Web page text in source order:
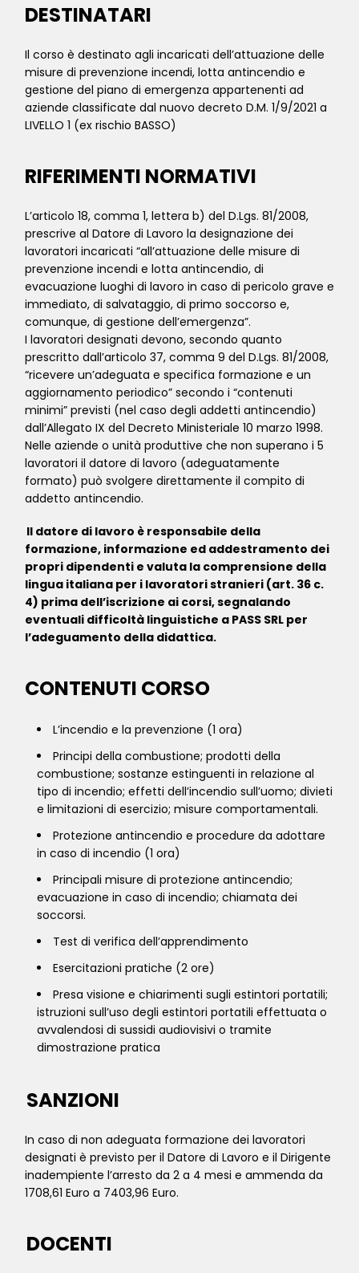
DESTINATARI
Il corso è destinato agli incaricati dell’attuazione delle
misure di prevenzione incendi, lotta antincendio e
gestione del piano di emergenza appartenenti ad
aziende classificate dal nuovo decreto D.M. 1/9/2021 a
LIVELLO 1 (ex rischio BASSO)
RIFERIMENTI NORMATIVI
L’articolo 18, comma 1, lettera b) del D.Lgs. 81/2008,
prescrive al Datore di Lavoro la designazione dei
lavoratori incaricati “all’attuazione delle misure di
prevenzione incendi e lotta antincendio, di
evacuazione luoghi di lavoro in caso di pericolo grave e
immediato, di salvataggio, di primo soccorso e,
comunque, di gestione dell’emergenza”.
I lavoratori designati devono, secondo quanto
prescritto dall’articolo 37, comma 9 del D.Lgs. 81/2008,
“ricevere un’adeguata e specifica formazione e un
aggiornamento periodico” secondo i “contenuti
minimi” previsti (nel caso degli addetti antincendio)
dall’Allegato IX del Decreto Ministeriale 10 marzo 1998.
Nelle aziende o unità produttive che non superano i 5
lavoratori il datore di lavoro (adeguatamente
formato) può svolgere direttamente il compito di
addetto antincendio.
Il datore di lavoro è responsabile della
formazione, informazione ed addestramento dei
propri dipendenti e valuta la comprensione della
lingua italiana per i lavoratori stranieri (art. 36 c.
4) prima dell’iscrizione ai corsi, segnalando
eventuali difficoltà linguistiche a PASS SRL per
l’adeguamento della didattica.
CONTENUTI CORSO
L’incendio e la prevenzione (1 ora)
Principi della combustione; prodotti della
combustione; sostanze estinguenti in relazione al
tipo di incendio; effetti dell’incendio sull’uomo; divieti
e limitazioni di esercizio; misure comportamentali.
Protezione antincendio e procedure da adottare
in caso di incendio (1 ora)
Principali misure di protezione antincendio;
evacuazione in caso di incendio; chiamata dei
soccorsi.
Test di verifica dell’apprendimento
Esercitazioni pratiche (2 ore)
Presa visione e chiarimenti sugli estintori portatili;
istruzioni sull’uso degli estintori portatili effettuata o
avvalendosi di sussidi audiovisivi o tramite
dimostrazione pratica
SANZIONI
In caso di non adeguata formazione dei lavoratori
designati è previsto per il Datore di Lavoro e il Dirigente
inadempiente l’arresto da 2 a 4 mesi e ammenda da
1708,61 Euro a 7403,96 Euro.
DOCENTI